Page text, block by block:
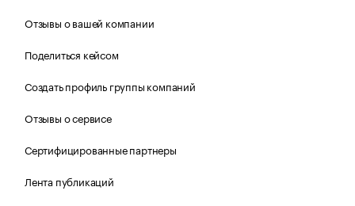
Отзывы о вашей компании
Поделиться кейсом
Создать профиль группы компаний
Отзывы о сервисе
Сертифицированные партнеры
Лента публикаций